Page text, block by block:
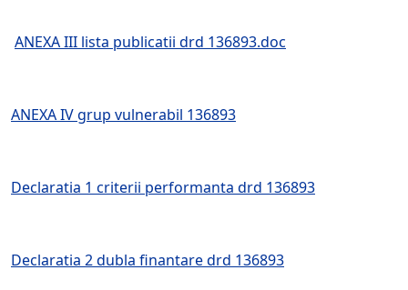
ANEXA III lista publicatii drd 136893.doc
ANEXA IV grup vulnerabil 136893
Declaratia 1 criterii performanta drd 136893
Declaratia 2 dubla finantare drd 136893